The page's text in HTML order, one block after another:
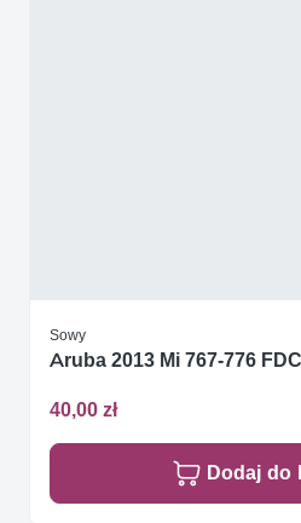
Sowy
Aruba 2013 Mi 767-776 FDC
40,00 zł
Dodaj do